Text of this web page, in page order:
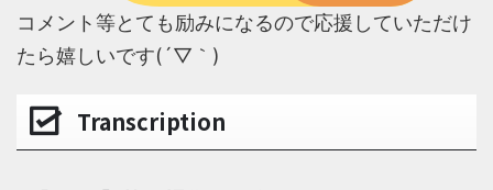
コメント等とても励みになるので応援していただけ
たら嬉しいです(´▽｀)
Transcription